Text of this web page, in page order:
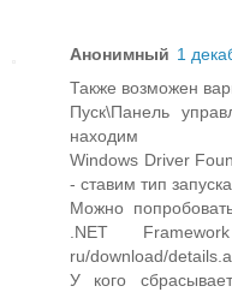
Анонимный 1
Также возможен
Пуск\Панель
находим
Windows Driver
- ставим тип
Можно
.NET
ru/download/
У кого